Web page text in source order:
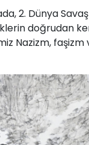
2. Dünya
doğrudan
Nazizm, faşizm